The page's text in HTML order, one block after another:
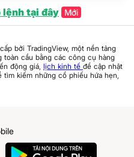
lệnh tại đây Mới
bởi TradingView, một nền tảng
cầu bằng các công cụ hàng
động giá, lịch kinh tế để cập nhật
tìm kiếm những cổ phiếu hứa hẹn,